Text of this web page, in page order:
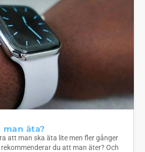
äta?
att man ska äta lite men fler gånger
du att man äter? Och